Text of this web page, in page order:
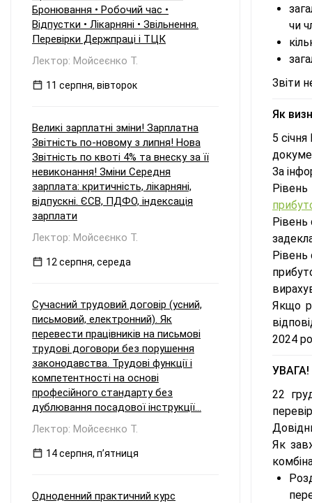
чи
Звіти
Як
5
За
Рівень
Якщо
2024
УВАГА!
22
Як
Бронювання • Робочий час •
Відпустки • Лікарняні • Звільнення.
Перевірки Держпраці і ТЦК
Лектор: Мойсеєнко Т.
11 серпня, вівторок
Великі зарплатні зміни! Зарплатна
Звітність по-новому з липня! Нова
Звітність по квоті 4% та внеску за її
невиконання! Зміни Середня
зарплата: критичність, лікарняні,
відпускні. ЄСВ, ПДФО, індексація
зарплати
Лектор: Мойсеєнко Т.
12 серпня, середа
Сучасний трудовий договір (усний,
письмовий, електронний). Як
перевести працівників на письмові
трудові договори без порушення
законодавства. Трудові функції і
компетентності на основі
професійного стандарту без
дублювання посадової інструкції...
Лектор: Мойсеєнко Т.
14 серпня, пʼятниця
Одноденний практичний курс